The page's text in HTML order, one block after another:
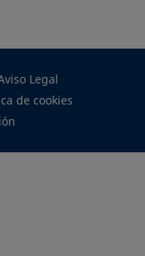
Legal
de cookies